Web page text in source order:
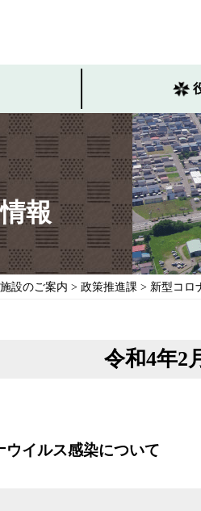
報
設のご案内 > 政策推進課 > 新型コロ
令和4年2
イルス感染について